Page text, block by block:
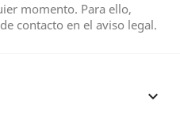
momento. Para ello,
contacto en el aviso legal.
